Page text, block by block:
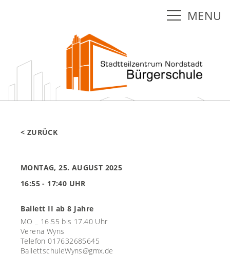
< ZURÜCK
MONTAG, 25. AUGUST 2025
16:55 - 17:40 UHR
Ballett II ab 8 Jahre
MO _ 16.55 bis 17.40 Uhr
Verena Wyns
Telefon 017632685645
BallettschuleWyns@gmx.de
MENU